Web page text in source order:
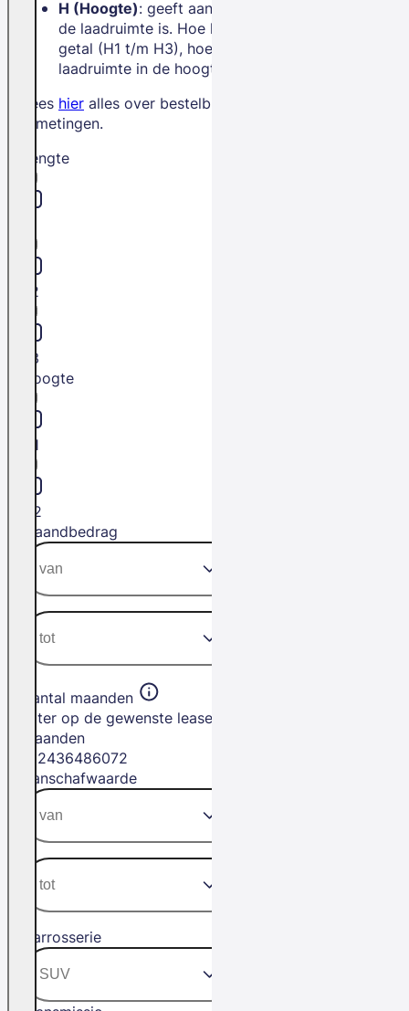
H (Hoogte): geeft aan hoe hoog
de laadruimte is. Hoe hoger het
getal (H1 t/m H3), hoe meer
laadruimte in de hoogte.
Lees hier alles over bestelbus
afmetingen.
Lengte
L2
L3
Hoogte
H1
H2
Maandbedrag
Aantal maanden
Filter op de gewenste leasetermijn in
maanden
2436486072
Aanschafwaarde
Carrosserie